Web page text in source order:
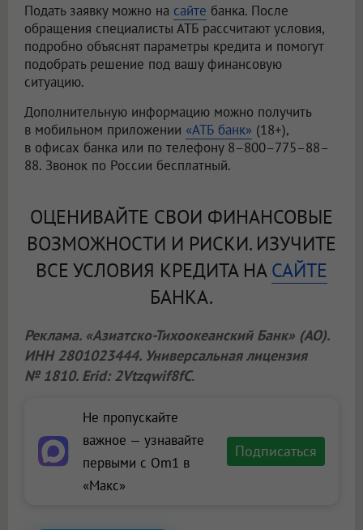
Подать заявку можно на сайте банка. После
обращения специалисты АТБ рассчитают условия,
подробно объяснят параметры кредита и помогут
подобрать решение под вашу финансовую
ситуацию.
Дополнительную информацию можно получить
в мобильном приложении «АТБ банк» (18+),
в офисах банка или по телефону 8–800–775–88–
88. Звонок по России бесплатный.
ОЦЕНИВАЙТЕ СВОИ ФИНАНСОВЫЕ
ВОЗМОЖНОСТИ И РИСКИ. ИЗУЧИТЕ
ВСЕ УСЛОВИЯ КРЕДИТА НАСАЙТЕ
БАНКА.
Реклама. «Азиатско-Тихоокеанский Банк» (АО).
ИНН 2801023444. Универсальная лицензия
№ 1810. Erid: 2Vtzqwif8fC.
Не пропускайте
важное — узнавайте
первыми с Om1 в
«Макс»
Подписаться